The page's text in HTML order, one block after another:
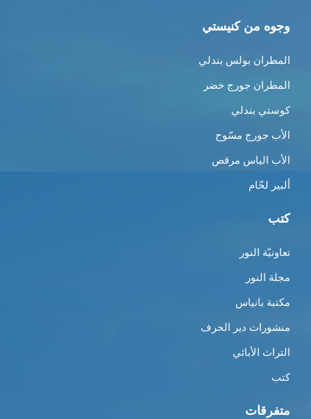
وجوه من كنيستي
المطران بولس بندلي
المطران جورج خضر
كوستي بندلي
الأب جورج مسّوح
الأب الياس مرقص
ألبير لحّام
كتب
تعاونيّة النور
مجلة النور
مكتبة بانياس
منشورات دير الحرف
التراث الأبائي
كتب
متفرقات